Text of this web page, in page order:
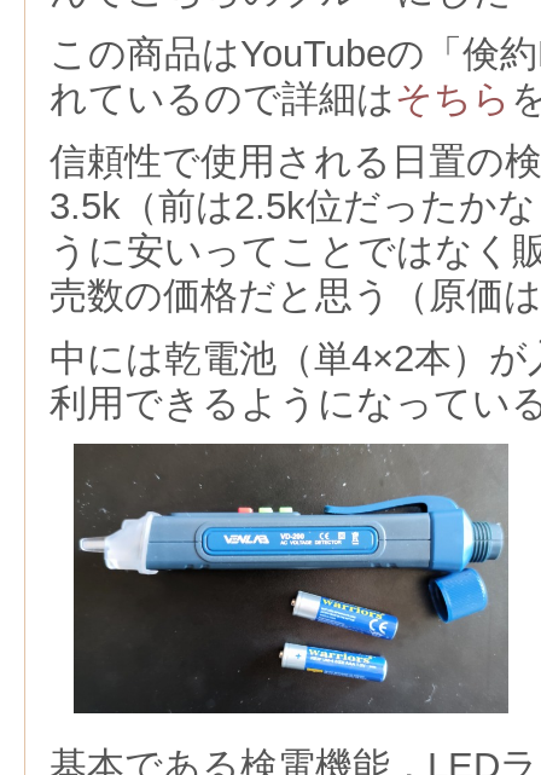
この商品はYouTubeの「倹
れているので詳細はそちら
信頼性で使用される日置の
3.5k（前は2.5k位だったか
うに安いってことではなく
売数の価格だと思う（原価
中には乾電池（単4×2本）
利用できるようになってい
基本である検電機能，LED